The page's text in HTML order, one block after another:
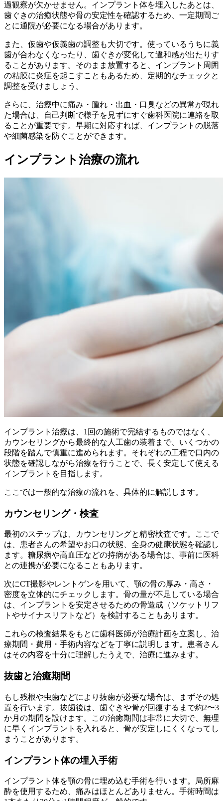
過観察が欠かせません。インプラント体を埋入したあとは、
歯ぐきの治癒状態や骨の安定性を確認するため、一定期間ご
とに通院が必要になる場合があります。
また、仮歯や仮義歯の調整も大切です。使っているうちに義
歯が合わなくなったり、歯ぐきが変化して違和感が出たりす
ることがあります。そのまま放置すると、インプラント周囲
の粘膜に炎症を起こすこともあるため、定期的なチェックと
調整を受けましょう。
さらに、治療中に痛み・腫れ・出血・口臭などの異常が現れ
た場合は、自己判断で様子を見ずにすぐ歯科医院に連絡を取
ることが重要です。早期に対応すれば、インプラントの脱落
や細菌感染を防ぐことができます。
インプラント治療の流れ
インプラント治療は、1回の施術で完結するものではなく、
カウンセリングから最終的な人工歯の装着まで、いくつかの
段階を踏んで慎重に進められます。それぞれの工程で口内の
状態を確認しながら治療を行うことで、長く安定して使える
インプラントを目指します。
ここでは一般的な治療の流れを、具体的に解説します。
カウンセリング・検査
最初のステップは、カウンセリングと精密検査です。ここで
は、患者さんの希望やお口の状態、全身の健康状態を確認し
ます。糖尿病や高血圧などの持病がある場合は、事前に医科
との連携が必要になることもあります。
次にCT撮影やレントゲンを用いて、顎の骨の厚み・高さ・
密度を立体的にチェックします。骨の量が不足している場合
は、インプラントを安定させるための骨造成（ソケットリフ
トやサイナスリフトなど）を検討することもあります。
これらの検査結果をもとに歯科医師が治療計画を立案し、治
療期間・費用・手術内容などを丁寧に説明します。患者さん
はその内容を十分に理解したうえで、治療に進みます。
抜歯と治癒期間
もし残根や虫歯などにより抜歯が必要な場合は、まずその処
置を行います。抜歯後は、歯ぐきや骨が回復するまで約2〜3
か月の期間を設けます。この治癒期間は非常に大切で、無理
に早くインプラントを入れると、骨が安定しにくくなってし
まうことがあります。
インプラント体の埋入手術
インプラント体を顎の骨に埋め込む手術を行います。局所麻
酔を使用するため、痛みはほとんどありません。手術時間は